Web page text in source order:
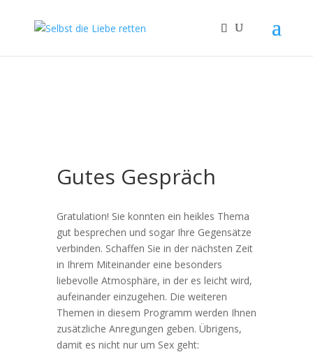
Gutes Gespräch
Gratulation! Sie konnten ein heikles Thema
gut besprechen und sogar Ihre Gegensätze
verbinden. Schaffen Sie in der nächsten Zeit
in Ihrem Miteinander eine besonders
liebevolle Atmosphäre, in der es leicht wird,
aufeinander einzugehen. Die weiteren
Themen in diesem Programm werden Ihnen
zusätzliche Anregungen geben. Übrigens,
damit es nicht nur um Sex geht: